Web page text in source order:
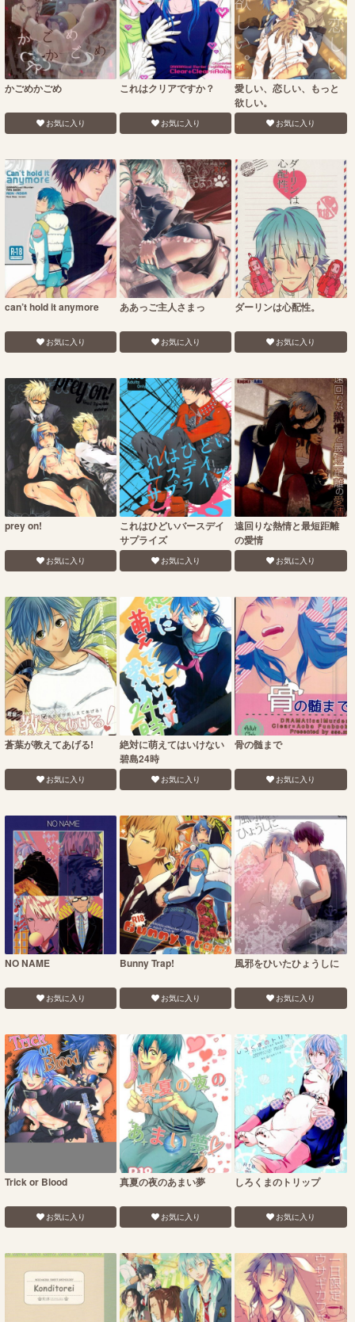
かごめかごめ
お気に入り
これはクリアですか？
お気に入り
愛しい、恋しい、もっと
欲しい。
お気に入り
can’t hold it anymore
お気に入り
ああっご主人さまっ
お気に入り
ダーリンは心配性。
お気に入り
prey on!
お気に入り
これはひどいバースデイ
サプライズ
お気に入り
遠回りな熱情と最短距離
の愛情
お気に入り
蒼葉が教えてあげる!
お気に入り
絶対に萌えてはいけない
碧島24時
お気に入り
骨の髄まで
お気に入り
NO NAME
お気に入り
Bunny Trap!
お気に入り
風邪をひいたひょうしに
お気に入り
Trick or Blood
お気に入り
真夏の夜のあまい夢
お気に入り
しろくまのトリップ
お気に入り